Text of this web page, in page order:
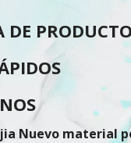
DE PRODUCTO
Nuevo material